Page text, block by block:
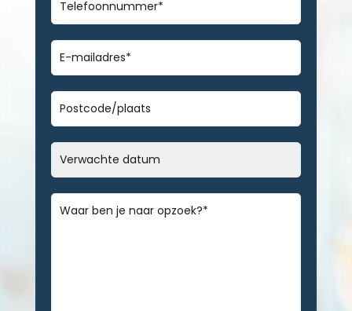
E-
mailadres*
Geen
titel
Datum
MM
DD
Bericht*